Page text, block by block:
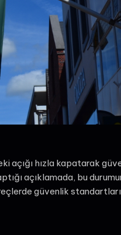
açığı hızla kapatarak
açıklamada, bu
güvenlik